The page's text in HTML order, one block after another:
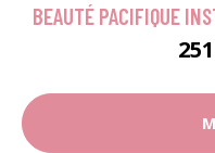
BEAUTÉ PACIFIQUE